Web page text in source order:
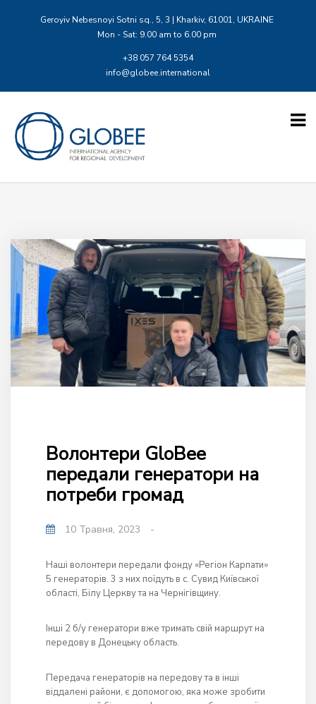
Geroyiv Nebesnoyi Sotni sq., 5, 3 | Kharkiv, 61001, UKRAINE
Mon - Sat: 9.00 am to 6.00 pm
+38 057 764 5354
info@globee.international
Волонтери GloBee
передали генератори на
потреби громад
10 Травня, 2023 -
Наші волонтери передали фонду «Регіон Карпати»
5 генераторів. 3 з них поїдуть в с. Сувид Київської
області, Білу Церкву та на Чернігівщину.
Інші 2 б/у генератори вже тримать свій маршрут на
передову в Донецьку область.
Передача генераторів на передову та в інші
віддалені райони, є допомогою, яка може зробити